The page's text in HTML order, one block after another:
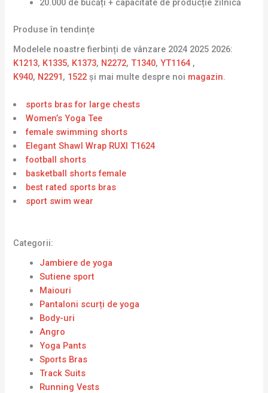
20.000 de bucăți + capacitate de producție zilnică
Produse în tendințe
Modelele noastre fierbinți de vânzare 2024 2025 2026:
K1213, K1335, K1373, N2272,T1340,YT1164 ,
K940, N2291, 1522și mai multe despre noi magazin.
sports bras for large chests
Women’s Yoga Tee
female swimming shorts
Elegant Shawl Wrap RUXI T1624
football shorts
basketball shorts female
best rated sports bras
sport swim wear
Categorii:
Jambiere de yoga
Sutiene sport
Maiouri
Pantaloni scurți de yoga
Body-uri
Angro
Yoga Pants
Sports Bras
Track Suits
Running Vests